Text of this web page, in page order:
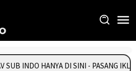
SUB INDO HANYA DI SINI - PASANG